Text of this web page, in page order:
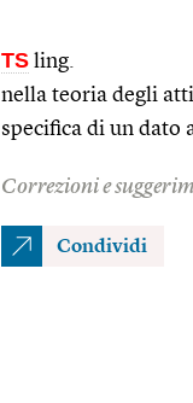
TS ling.
nella teoria degli
specifica di un dato
Correzioni e
Condividi